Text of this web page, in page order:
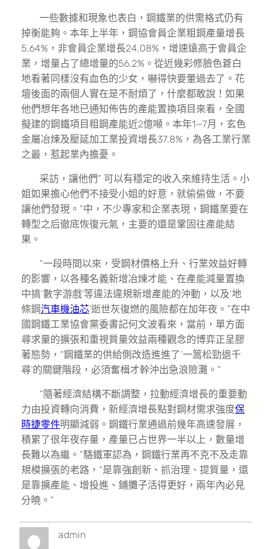
一些數據和現象也表白，鋼鐵業的供需格式仍有
掉衡能夠。本年上半年，鋼協會員企業粗鋼產量增長
5.64%，非會員企業增長24.08%，增速遠高于會員企
業，增量占了總增量的56.2%。從近幾彩修臉色蒼白
地看著同樣沒有血色的少女，嚇得快要暈過去了。花
壇後面的兩個人實在是不耐煩了，什麼都敢說！如果
他們想年各地已通知佈告的產能置換項目來看，全國
擬建的鋼鐵項目粗鋼產能近2億噸。本年1—7月，玄色
金屬冶煉及壓延加工業投資增長37.8%，為各工業行業
之最，惹起業內擔憂。
采訪，讓他們” 可以有穩定的收入來維持生活。小
姐如果擔心他們不接受小姐的好意，就偷偷做，不要
讓他們發現。”中，不少專家和企業表現，鋼鐵業要在
轉型之后徹底恢復元氣，主要的還是鞏固往產能結
果。
“一段時間以來，受鋼材價格上升、行業效益好轉
的影響，以各種名義新增冶煉才能、在產能減量置換
中搞‘數字游戲’等違法違規新增產能的沖動，以及‘地
條鋼汽車機油芯’逝世灰復燃的風險都在加年夜。”在中
國鋼鐵工業協會黨委書記何文波看來，當前，單方面
尋求量的擴張和重視質量效益兩種觀念的博弈正呈膠
著態勢，“鋼鐵業的供給側改造進進了‘一篙松勁退千
尋’的關鍵階段，必須奮楫才幹沖出急浪險灘。”
“隨著經濟結構不斷調整，拉動經濟增長的重要動
力由投資轉向消費，新經濟增長點對鋼材需求強度保
時捷零件明顯減弱。鋼鐵行業通過前幾年高速發展，
積累了很年夜存量，產量已占世界一半以上，數量增
長難以為繼。”駱鐵軍認為，鋼鐵行業再不克不及走靠
規模擴張的老路，“是靠強創新、抓治理、提質量，還
是靠擴產能、增投進、鋪攤子活得更好，兩年內必見
分曉。”
admin